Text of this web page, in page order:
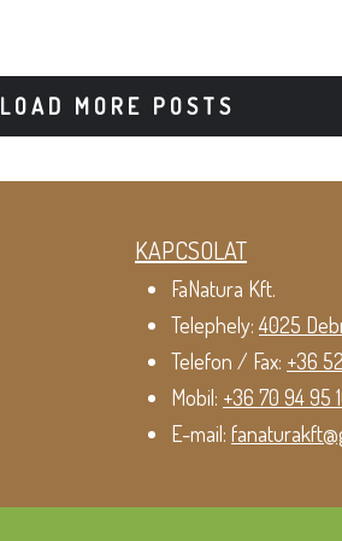
LOAD MORE POSTS
KAPCSOLAT
FaNatura Kft.
Telephely:4025
Telefon / Fax: +36
Mobil: +36 70 94 95
E-mail: